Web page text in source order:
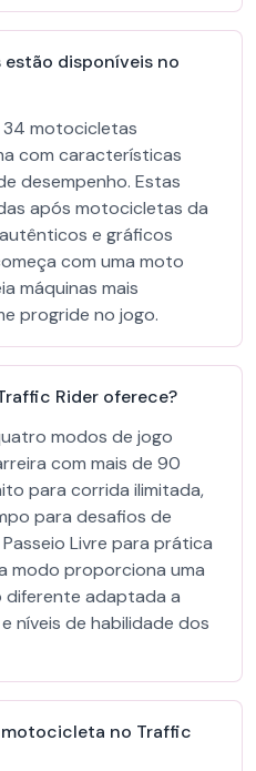
disponíveis no
34 motocicletas
com características
desempenho. Estas
após motocicletas da
e gráficos
com uma moto
máquinas mais
progride no jogo.
Rider oferece?
modos de jogo
com mais de 90
para corrida ilimitada,
para desafios de
Livre para prática
modo proporciona uma
diferente adaptada a
níveis de habilidade dos
no Traffic